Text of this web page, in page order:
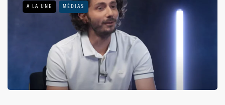
A LA UNE MÉDIAS